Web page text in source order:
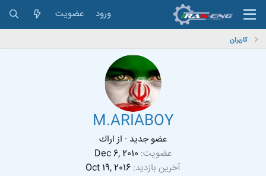
ورود عضویت
کاربران
M.ARIABOY
عضو جدید · از اراك
عضویت Dec 6, 2010
آخرین بازدید Oct 19, 2016